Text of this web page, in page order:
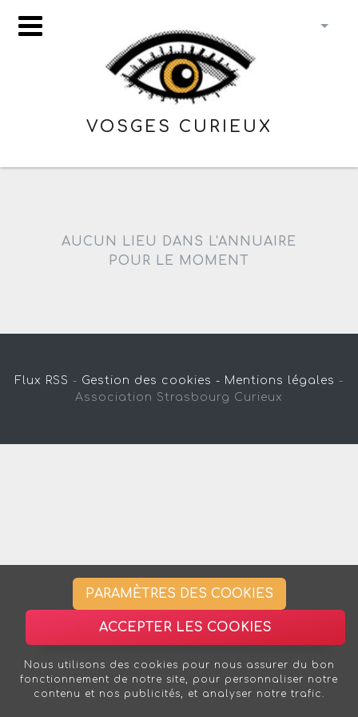
VOSGES CURIEUX
AUCUN LIEU DANS L'ANNUAIRE
POUR LE MOMENT
Flux RSS - Gestion des cookies - Mentions légales -
Association Strasbourg Curieux
PARAMÈTRES DES COOKIES
ACCEPTER LES COOKIES
Nous utilisons des cookies pour nous assurer du bon
fonctionnement de notre site, pour personnaliser notre
contenu et nos publicités, et analyser notre trafic.